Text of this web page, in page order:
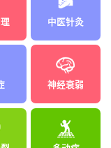
中医针灸
神经衰弱